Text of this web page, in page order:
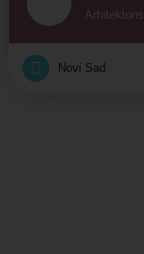
Novi Sad